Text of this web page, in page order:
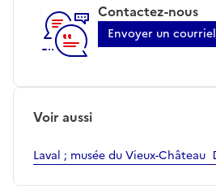
Contactez-nous
Envoyer un courriel
Voir aussi
Laval ; musée du Vieux-Château